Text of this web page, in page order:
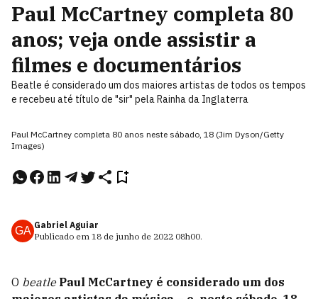
Paul McCartney completa 80
anos; veja onde assistir a
filmes e documentários
Beatle é considerado um dos maiores artistas de todos os tempos
e recebeu até título de "sir" pela Rainha da Inglaterra
Paul McCartney completa 80 anos neste sábado, 18 (Jim Dyson/Getty
Images)
GA Gabriel Aguiar
Publicado em 18 de junho de 2022 08h00.
O beatle Paul McCartney é considerado um dos